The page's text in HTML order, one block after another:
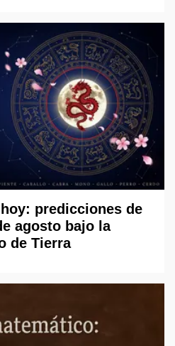
predicciones de
agosto bajo la
de Tierra